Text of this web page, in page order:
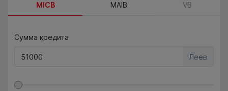
MICB MAIB VB
Сумма кредита
Леев